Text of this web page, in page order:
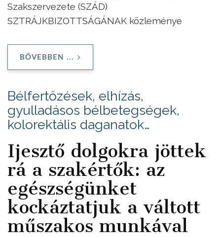
Szakszervezete (SZÁD)
SZTRÁJKBIZOTTSÁGÁNAK közleménye
BŐVEBBEN ...
Bélfertőzések, elhízás,
gyulladásos bélbetegségek,
kolorektális daganatok…
Ijesztő dolgokra jöttek
rá a szakértők: az
egészségünket
kockáztatjuk a váltott
műszakos munkával